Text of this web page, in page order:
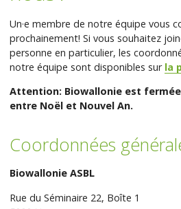
Un·e membre de notre équipe vous
prochainement! Si vous souhaitez
personne en particulier, les
notre équipe sont disponibles sur la
Attention: Biowallonie est
entre Noël et Nouvel An.
Coordonnées
Biowallonie ASBL
Rue du Séminaire 22, Boîte 1